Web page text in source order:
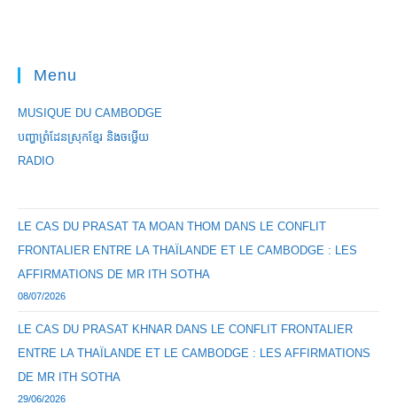
Menu
MUSIQUE DU CAMBODGE
បញ្ហាព្រំដែនស្រុកខ្មែរ និងចឞ្លើយ
RADIO
LE CAS DU PRASAT TA MOAN THOM DANS LE CONFLIT
FRONTALIER ENTRE LA THAÏLANDE ET LE CAMBODGE : LES
AFFIRMATIONS DE MR ITH SOTHA
08/07/2026
LE CAS DU PRASAT KHNAR DANS LE CONFLIT FRONTALIER
ENTRE LA THAÏLANDE ET LE CAMBODGE : LES AFFIRMATIONS
DE MR ITH SOTHA
29/06/2026